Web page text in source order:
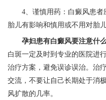
4、谨慎用药：白癜风患者
胎儿有影响和慎用或不用对胎
孕妇患有白癜风要注意什
白斑一定及时到专业的医院进
治疗方案，避免误诊误治。治
交流，不要让自己长期处于消
风扩散的几率。